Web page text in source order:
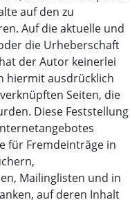
auf den zu
Auf die aktuelle und
die Urheberschaft
der Autor keinerlei
hiermit ausdrücklich
Seiten, die
Diese Feststellung
für Fremdeinträge in
Mailinglisten und in
auf deren Inhalt